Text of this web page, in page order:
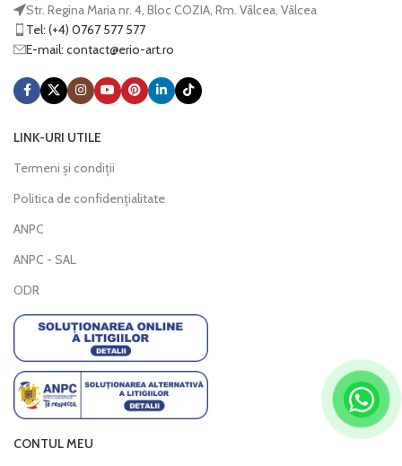
Str. Regina Maria nr. 4, Bloc COZIA, Rm. Vâlcea, Vâlcea
Tel: (+4) 0767 577 577
E-mail:
or.tra-oire
@tcatnoc
LINK-URI UTILE
Termeni și condiții
Politica de confidențialitate
ANPC
ANPC - SAL
ODR
CONTUL MEU